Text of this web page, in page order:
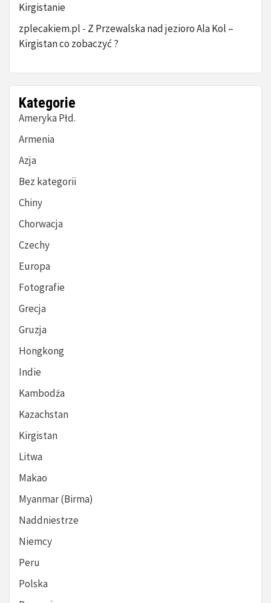
Kirgistanie
zplecakiem.pl - Z Przewalska nad jezioro Ala Kol –
Kirgistan co zobaczyć ?
Kategorie
Ameryka Płd.
Armenia
Azja
Bez kategorii
Chiny
Chorwacja
Czechy
Europa
Fotografie
Grecja
Gruzja
Hongkong
Indie
Kambodża
Kazachstan
Kirgistan
Litwa
Makao
Myanmar (Birma)
Naddniestrze
Niemcy
Peru
Polska